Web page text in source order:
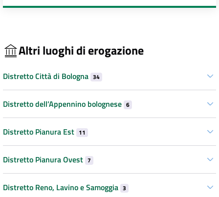
Altri luoghi di erogazione
Distretto Città di Bologna 34
Distretto dell’Appennino bolognese 6
Distretto Pianura Est 11
Distretto Pianura Ovest 7
Distretto Reno, Lavino e Samoggia 3